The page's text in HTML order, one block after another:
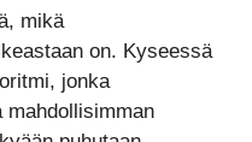
mikä
on. Kyseessä
jonka
mahdollisimman